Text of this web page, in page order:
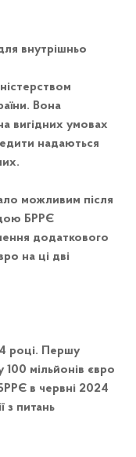
внутрішньо
Вона
вигідних умовах
надаються
можливим після
БРРЄ
додаткового
на ці дві
році. Першу
мільйонів євро
в червні 2024
з питань